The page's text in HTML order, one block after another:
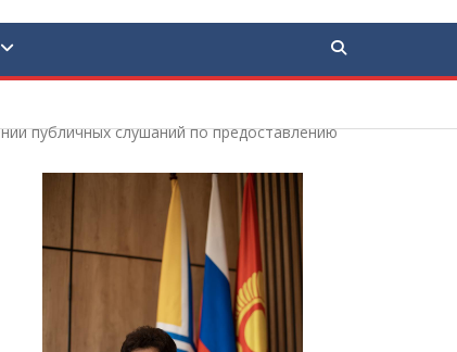
публичных слушаний по предоставлению